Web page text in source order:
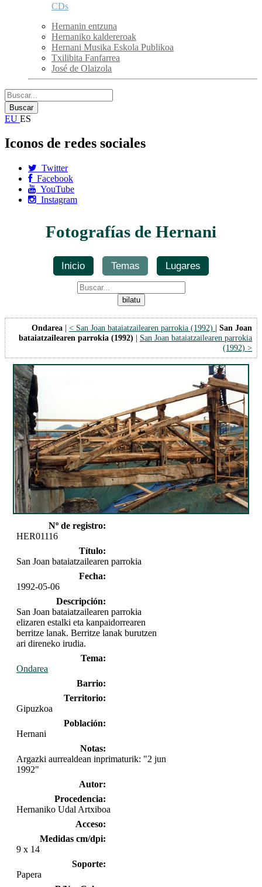
CDs
Hernanin entzuna
Hernaniko kaldereroak
Hernani Musika Eskola Publikoa
Txilibita Fanfarrea
José de Olaizola
EU ES
Iconos de redes sociales
Twitter
Facebook
YouTube
Instagram
Fotografías de Hernani
Inicio Temas Lugares
Ondarea | < San Joan bataiatzailearen parrokia (1992) | San Joan
bataiatzailearen parrokia (1992) | San Joan bataiatzailearen parrokia
(1992) >
Nº de registro:
HER01116
Título:
San Joan bataiatzailearen parrokia
Fecha:
1992-05-06
Descripción:
San Joan bataiatzailearen parrokia
elizaren estalki eta kanpaidorrearen
berritze lanak. Berritze lanak burutzen
ari direneko irudia.
Tema:
Ondarea
Barrio:
Territorio:
Gipuzkoa
Población:
Hernani
Notas:
Argazki aurrealdean inprimaturik: "2 jun
1992"
Autor:
Procedencia:
Hernaniko Udal Artxiboa
Acceso:
Medidas cm/dpi:
9 x 14
Soporte:
Papera